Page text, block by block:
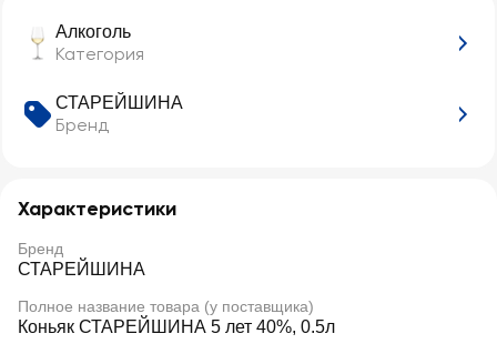
Алкоголь
Категория
СТАРЕЙШИНА
Бренд
Характеристики
Бренд
СТАРЕЙШИНА
Полное название товара (у поставщика)
Коньяк СТАРЕЙШИНА 5 лет 40%, 0.5л